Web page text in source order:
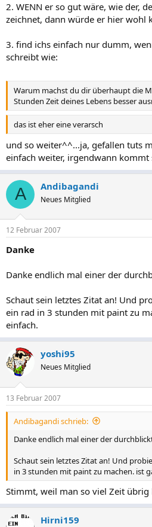
2. WENN er so gut wäre, wie der,
zeichnet, dann würde er hier wohl
3. find ichs einfach nur dumm,
schreibt wie:
Warum machst du dir überhaupt die
Stunden Zeit deines Lebens besser
das ist eher eine verarsch
und so weiter^^...ja, gefallen tuts
einfach weiter, irgendwann kommt
A Andibagandi
Neues Mitglied
12 Februar 2007
Danke
Danke endlich mal einer der
Schaut sein letztes Zitat an! Und
ein rad in 3 stunden mit paint zu
einfach.
yoshi95
Neues Mitglied
13 Februar 2007
Andibagandi schrieb:
Danke endlich mal einer der
Schaut sein letztes Zitat an! Und
in 3 stunden mit paint zu machen. ist
Stimmt, weil man so viel Zeit übrig
Hirni159